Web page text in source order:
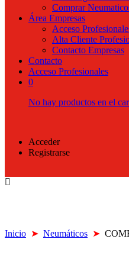
Comprar
Área Empresas
Acceso
Alta Cliente
Contacto Empresas
Contacto
Acceso Profesionales
0
No hay productos en el
Acceder
Registrarse
Inicio ➤ Neumáticos ➤